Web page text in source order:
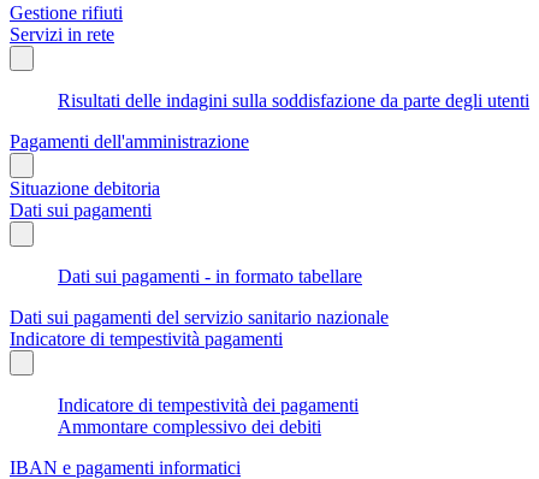
Gestione rifiuti
Servizi in rete
Risultati delle indagini sulla soddisfazione da parte degli utenti
Pagamenti dell'amministrazione
Situazione debitoria
Dati sui pagamenti
Dati sui pagamenti - in formato tabellare
Dati sui pagamenti del servizio sanitario nazionale
Indicatore di tempestività pagamenti
Indicatore di tempestività dei pagamenti
Ammontare complessivo dei debiti
IBAN e pagamenti informatici